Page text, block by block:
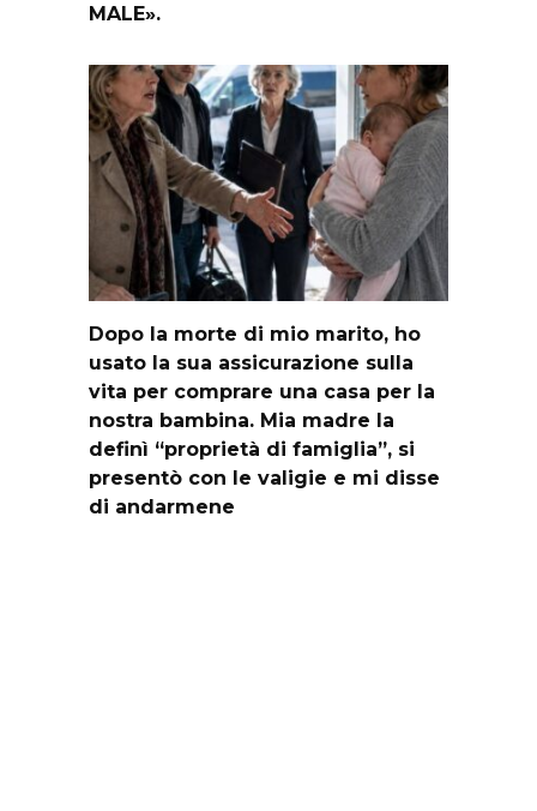
MALE».
Dopo la morte di mio marito, ho
usato la sua assicurazione sulla
vita per comprare una casa per la
nostra bambina. Mia madre la
definì “proprietà di famiglia”, si
presentò con le valigie e mi disse
di andarmene